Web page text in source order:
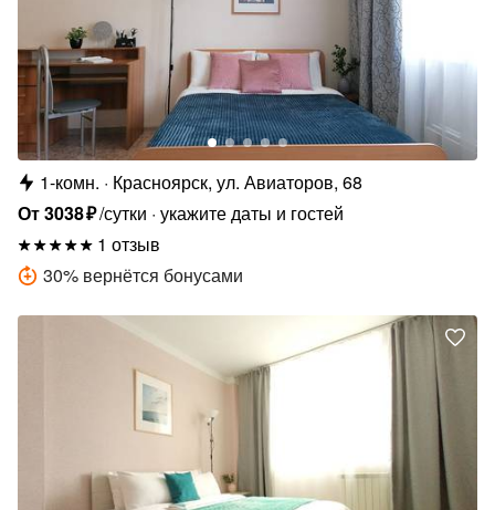
1-комн.
Красноярск, ул. Авиаторов, 68
От3038₽/сутки укажите даты и гостей
1 отзыв
30% вернётся бонусами